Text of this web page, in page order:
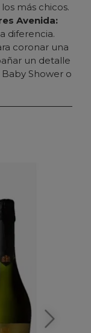
más chicos.
Avenida:
diferencia.
coronar una
un detalle
Shower o